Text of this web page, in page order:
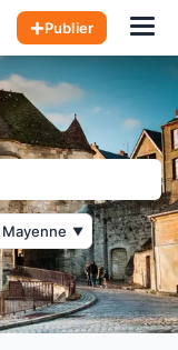
Publier
Mayenne ▼